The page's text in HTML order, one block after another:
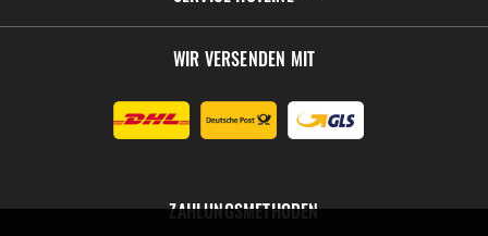
WIR VERSENDEN MIT
ZAHLUNGSMETHODEN